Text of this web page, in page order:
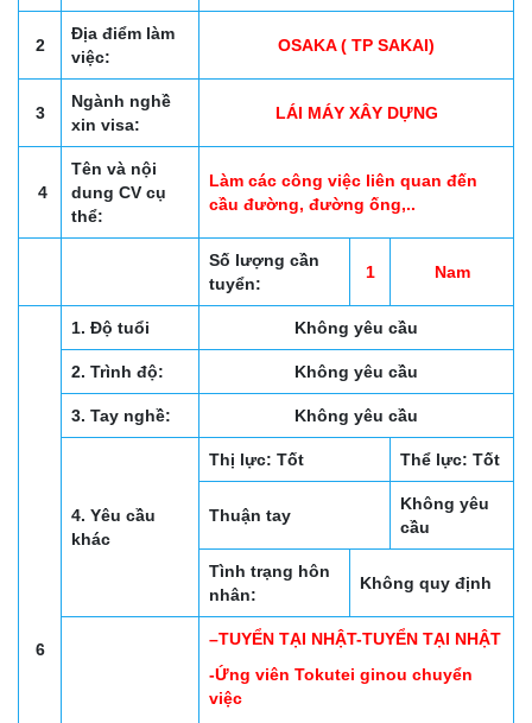
2
Địa điểm làm
việc:
OSAKA ( TP SAKAI)
3
Ngành nghề
xin visa:
LÁI MÁY XÂY DỰNG
4
Tên và nội
dung CV cụ
thể:
Làm các công việc liên quan đến
cầu đường, đường ống,..
Số lượng cần
tuyển:
1 Nam
6
1. Độ tuổi Không yêu cầu
2. Trình độ: Không yêu cầu
3. Tay nghề: Không yêu cầu
4. Yêu cầu
khác
Thị lực: Tốt Thể lực: Tốt
Thuận tay
Không yêu
cầu
Tình trạng hôn
nhân:
Không quy định
–TUYỂN TẠI NHẬT-TUYỂN TẠI NHẬT
-Ứng viên Tokutei ginou chuyển
việc